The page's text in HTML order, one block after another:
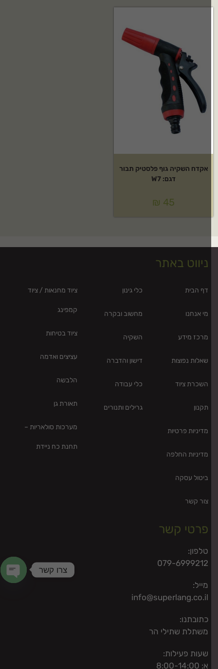
אקדח השקיה גוף פלסטיק תבור
דגם: W7
₪45
ניווט באתר
דף הבית
מי אנחנו
מרכז מידע
שאלות נפוצות
השכרת ציוד
תקנון
מדיניות פרטיות
מדיניות החלפה
ביטול עסקה
צור קשר
כלי גינון
מחשוב ובקרה
השקיה
דישון והדברה
כלי עבודה
גרילים ותנורים
ציוד מחנאות / ציוד
קמפינג
ציוד בטיחות
עציצים ואדמה
הלבשה
תאורת גן
מערכות סולאריות –
תחנת כח ניידת
פרטי קשר
טלפון:
079-6999212
מייל:
info@superlang.co.il
כתובתנו:
משתלת שתילי הר
שעות פעילות:
א: 8:00-14:00
צרו קשר